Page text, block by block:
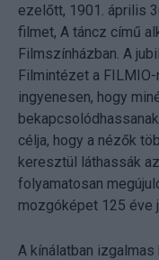
ezelőtt, 1901. április
filmet, A táncz című
Filmszínházban. A
Filmintézet a
ingyenesen, hogy
célja, hogy a nézők
keresztül láthassák
folyamatosan
mozgóképet 125 éve
A kínálatban